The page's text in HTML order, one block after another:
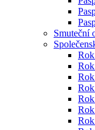
Smuteční
Rok